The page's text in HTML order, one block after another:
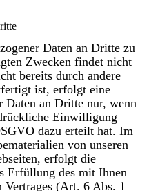
Daten an Dritte zu
Zwecken findet nicht
bereits durch andere
ist, erfolgt eine
Daten an Dritte nur, wenn
Einwilligung
dazu erteilt hat. Im
von unseren
erfolgt die
Erfüllung des mit Ihnen
Vertrages (Art. 6 Abs. 1